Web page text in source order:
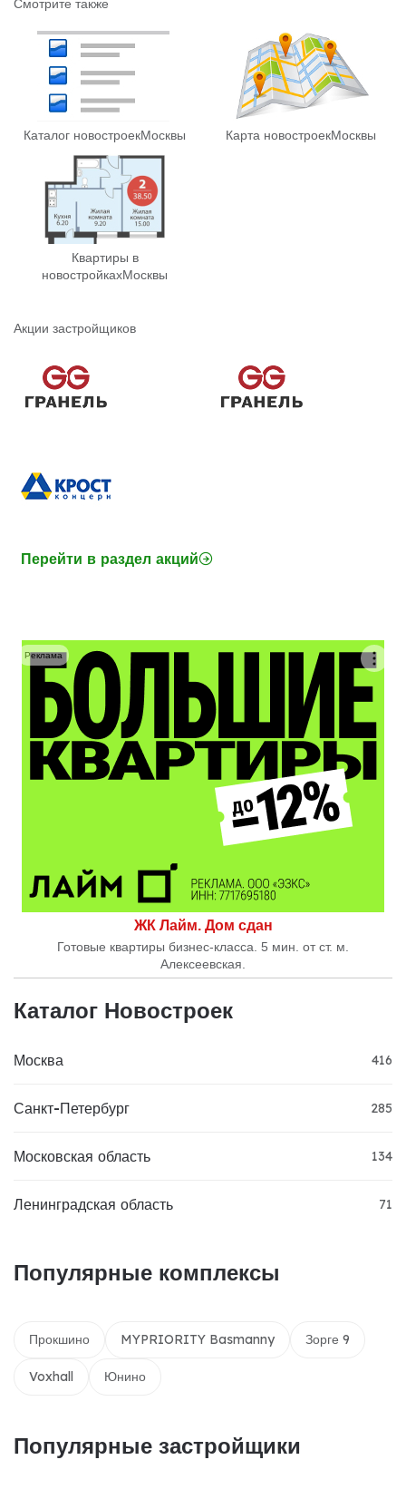
Смотрите также
Каталог новостроекМосквы Карта новостроекМосквы
Квартиры в
новостройкахМосквы
Акции застройщиков
Перейти в раздел акций
ЖК Лайм. Дом сдан
Готовые квартиры бизнес-класса. 5 мин. от ст. м.
Алексеевская.
Реклама
Каталог Новостроек
Москва 416
Санкт-Петербург 285
Московская область 134
Ленинградская область 71
Популярные комплексы
Прокшино MYPRIORITY Basmanny Зорге 9
Voxhall Юнино
Популярные застройщики